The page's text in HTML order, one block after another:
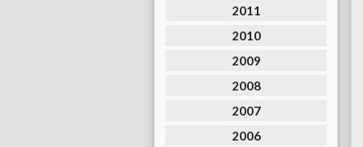
2011
2010
2009
2008
2007
2006